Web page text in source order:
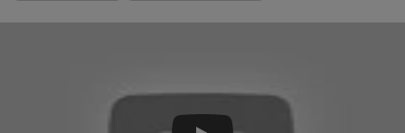
134x209 мм